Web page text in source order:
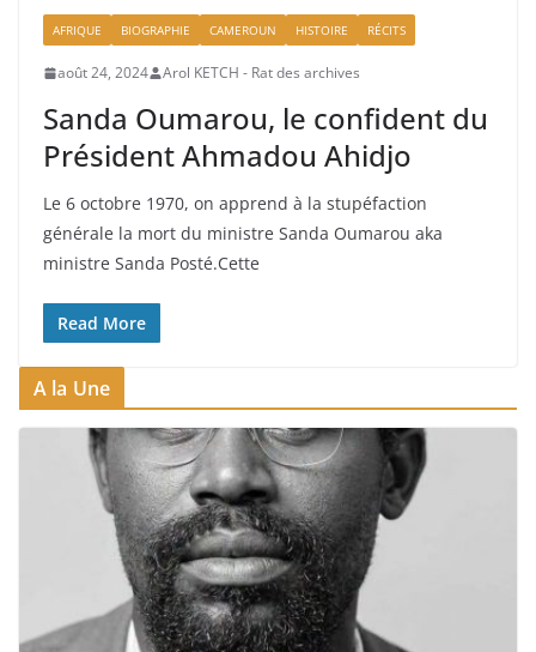
AFRIQUE BIOGRAPHIE CAMEROUN HISTOIRE RÉCITS
août 24, 2024 Arol KETCH - Rat des archives
Sanda Oumarou, le confident du
Président Ahmadou Ahidjo
Le 6 octobre 1970, on apprend à la stupéfaction
générale la mort du ministre Sanda Oumarou aka
ministre Sanda Posté.Cette
Read More
A la Une